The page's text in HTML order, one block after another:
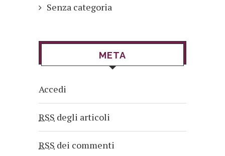
Senza categoria
META
Accedi
RSS degli articoli
RSS dei commenti